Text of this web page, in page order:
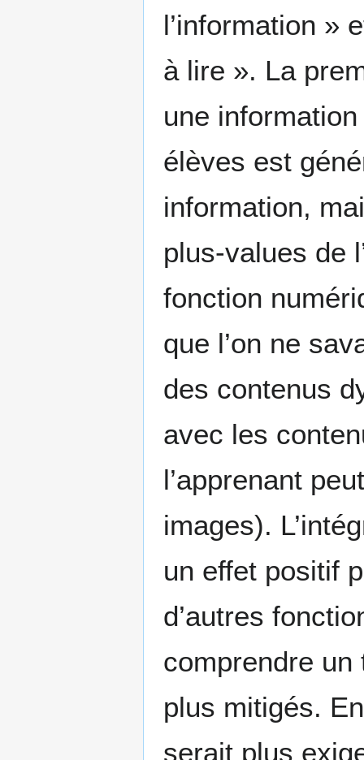
l’information »
à lire ». La
une
élèves est
information,
plus-values de
fonction
que l’on ne
des contenus
avec les
l’apprenant
images).
un effet positif
d’autres
comprendre
plus mitigés.
serait plus